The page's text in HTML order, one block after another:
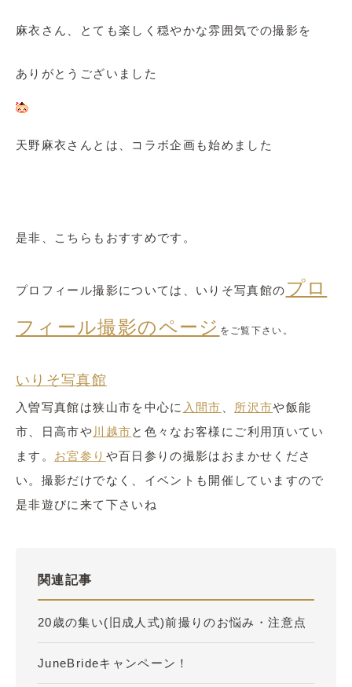
麻衣さん、とても楽しく穏やかな雰囲気での撮影を
ありがとうございました
天野麻衣さんとは、コラボ企画も始めました
是非、こちらもおすすめです。
プロフィール撮影については、いりそ写真館の プロ
フィール撮影のページ をご覧下さい。
いりそ写真館
入曽写真館は狭山市を中心に 入間市 所沢市や飯能
市、日高市や 川越市と色々なお客様にご利用頂いてい
ます。 お宮参り や百日参りの撮影はおまかせくださ
い。撮影だけでなく、イベントも開催していますので
是非遊びに来て下さいね
関連記事
20歳の集い(旧成人式)前撮りのお悩み・注意点
JuneBrideキャンペーン！